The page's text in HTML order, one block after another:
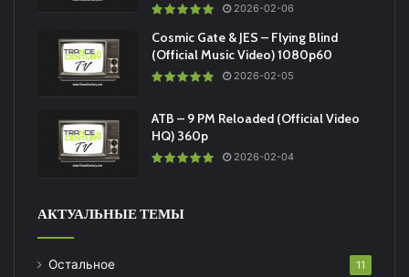
2026-02-06
Cosmic Gate & JES – Flying Blind
(Official Music Video) 1080p60
2026-02-05
ATB – 9 PM Reloaded (Official Video
HQ) 360p
2026-02-04
АКТУАЛЬНЫЕ ТЕМЫ
Остальное 11